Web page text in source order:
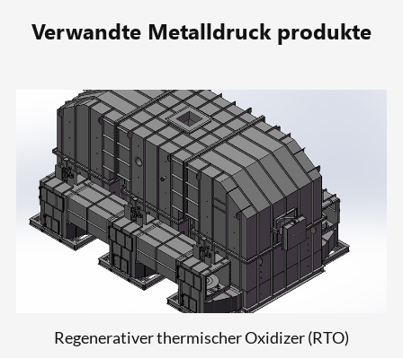
Verwandte Metalldruck produkte
Regenerativer thermischer Oxidizer (RTO)